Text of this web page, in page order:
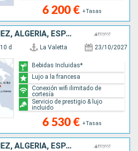
6 200 € +Tasas
MALTA, ITALIA, TÚNEZ, ALGERIA, ESPAÑA
10 d La Valetta 23/10/2027
6 530 € +Tasas
Bebidas Incluidas*
Lujo a la francesa
Conexión wifi ilimitado de
cortesía
Servicio de prestigio & lujo
incluido
MALTA, ITALIA, TÚNEZ, ALGERIA, ESPAÑA